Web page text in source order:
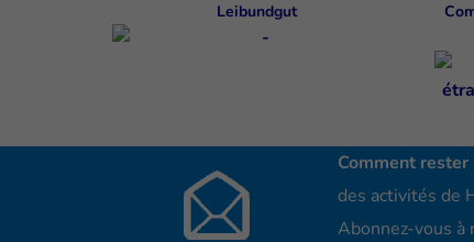
Leibundgut
Comment
des activités de
Abonnez-vous